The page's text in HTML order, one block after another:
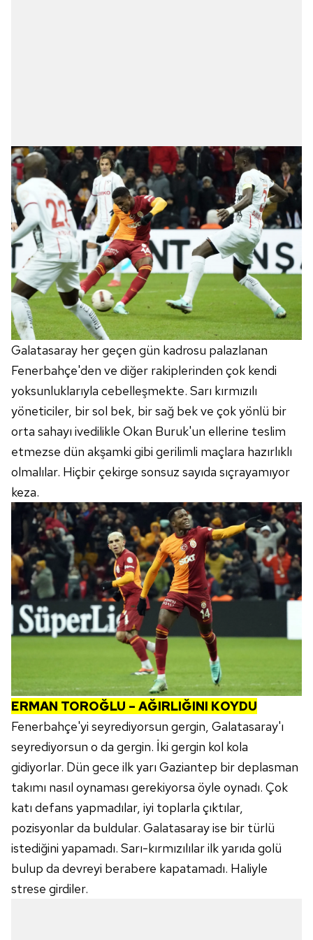
Çerezlere ilişkin tercihlerinizi aşağıda yer alan panel
vasıtasıyla belirleyebilirsiniz. Çerezlere ilişkin detaylı bilgi
için Ayarlar butonuna tıklayabilir,
Çerez Bilgilendirme
Metnimiziziyaret edebilirsiniz.
6698 sayılı Kişisel Verilerin Korunması Kanunu uyarınca
hazırlanmış Aydınlatma Metnimizi okumak ve sitemizde
ilgili mevzuata uygun olarak kullanılan çerezlerle ilgili bilgi
almak için lütfentıklayınız.
Galatasaray her geçen gün kadrosu palazlanan
Fenerbahçe'den ve diğer rakiplerinden çok kendi
yoksunluklarıyla cebelleşmekte. Sarı kırmızılı
yöneticiler, bir sol bek, bir sağ bek ve çok yönlü bir
orta sahayı ivedilikle Okan Buruk'un ellerine teslim
etmezse dün akşamki gibi gerilimli maçlara hazırlıklı
olmalılar. Hiçbir çekirge sonsuz sayıda sıçrayamıyor
keza.
ERMAN TOROĞLU – AĞIRLIĞINI KOYDU
Fenerbahçe'yi seyrediyorsun gergin, Galatasaray'ı
seyrediyorsun o da gergin. İki gergin kol kola
gidiyorlar. Dün gece ilk yarı Gaziantep bir deplasman
takımı nasıl oynaması gerekiyorsa öyle oynadı. Çok
katı defans yapmadılar, iyi toplarla çıktılar,
pozisyonlar da buldular. Galatasaray ise bir türlü
istediğini yapamadı. Sarı-kırmızılılar ilk yarıda golü
bulup da devreyi berabere kapatamadı. Haliyle
strese girdiler.